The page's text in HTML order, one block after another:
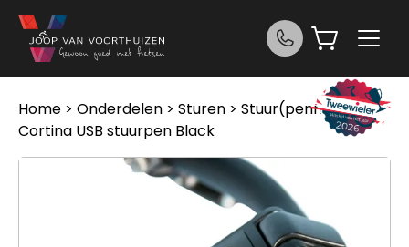
Ga naar de inhoud
Home > Onderdelen > Sturen > Stuur(pennen)>
Cortina USB stuurpen Black